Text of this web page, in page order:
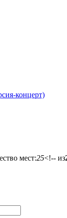
концерт)
мест:25<!-- из